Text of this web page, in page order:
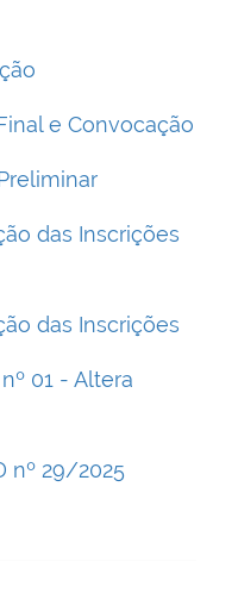
e Convocação
das Inscrições
das Inscrições
01 - Altera
nº 29/2025